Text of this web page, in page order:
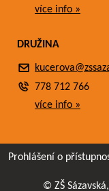
více info »
DRUŽINA
778 712 766
více info »
Prohlášení o
© ZŠ